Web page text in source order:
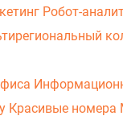
Робот-
Красивые номера